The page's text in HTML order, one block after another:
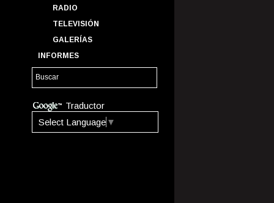
RADIO
TELEVISIÓN
GALERÍAS
INFORMES
Traductor
Select Language ▼